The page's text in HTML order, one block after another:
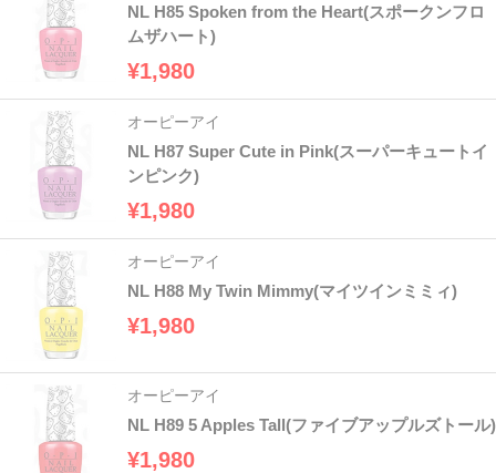
NL H85 Spoken from the Heart(スポークンフロ
ムザハート)
¥1,980
オーピーアイ
NL H87 Super Cute in Pink(スーパーキュートイ
ンピンク)
¥1,980
オーピーアイ
NL H88 My Twin Mimmy(マイツインミミィ)
¥1,980
オーピーアイ
NL H89 5 Apples Tall(ファイブアップルズトール)
¥1,980